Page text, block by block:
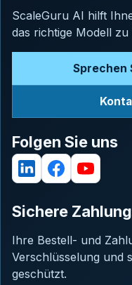
ScaleGuru AI hilft
das richtige Modell zu
Sprechen
Folgen Sie uns
Sichere
Ihre Bestell- und
Verschlüsselung und
geschützt.